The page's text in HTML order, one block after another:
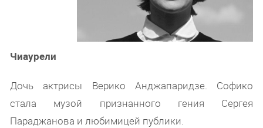
Чиаурели
Дочь актрисы Верико Анджапаридзе. Софико
стала музой признанного гения Сергея
Параджанова и любимицей публики.